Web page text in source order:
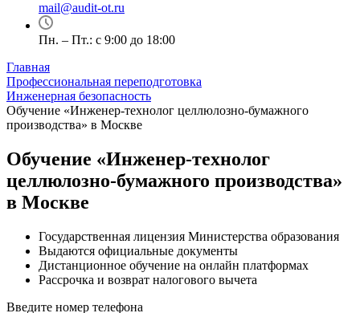
mail@audit-ot.ru
Пн. – Пт.: с 9:00 до 18:00
Главная
Профессиональная переподготовка
Инженерная безопасность
Обучение «Инженер-технолог целлюлозно-бумажного
производства» в Москве
Обучение «Инженер-технолог
целлюлозно-бумажного производства»
в Москве
Государственная лицензия Министерства образования
Выдаются официальные документы
Дистанционное обучение на онлайн платформах
Рассрочка и возврат налогового вычета
Введите номер телефона